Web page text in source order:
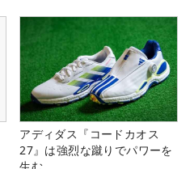
アディダス『コードカオス
27』は強烈な蹴りでパワーを